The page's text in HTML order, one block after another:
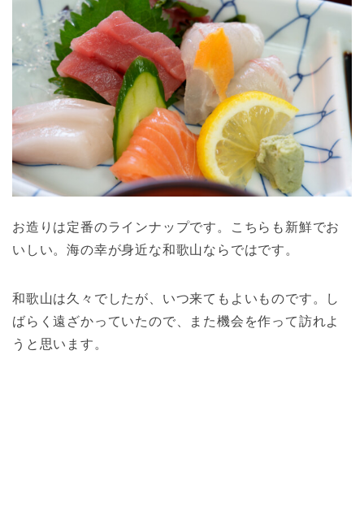
お造りは定番のラインナップです。こちらも新鮮でお
いしい。海の幸が身近な和歌山ならではです。
和歌山は久々でしたが、いつ来てもよいものです。し
ばらく遠ざかっていたので、また機会を作って訪れよ
うと思います。